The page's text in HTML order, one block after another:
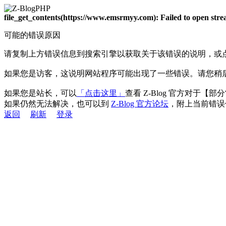
file_get_contents(https://www.emsrmyy.com): Failed to open
可能的错误原因
请复制上方错误信息到搜索引擎以获取关于该错误的说明，或
如果您是访客，这说明网站程序可能出现了一些错误。请您稍
如果您是站长，可以 「点击这里」 查看 Z-Blog 官方对于【部
如果仍然无法解决，也可以到 Z-Blog 官方论坛 ，附上当前错
返回
刷新 登录